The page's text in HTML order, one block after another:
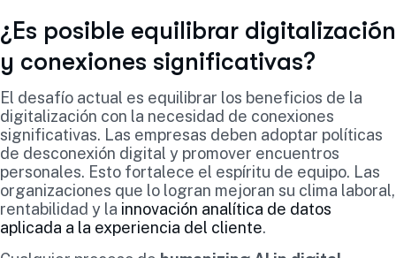
¿Es posible equilibrar digitalización
y conexiones significativas?
El desafío actual es equilibrar los beneficios de la
digitalización con la necesidad de conexiones
significativas. Las empresas deben adoptar políticas
de desconexión digital y promover encuentros
personales. Esto fortalece el espíritu de equipo. Las
organizaciones que lo logran mejoran su clima laboral,
rentabilidad y la innovación analítica de datos
aplicada a la experiencia del cliente.